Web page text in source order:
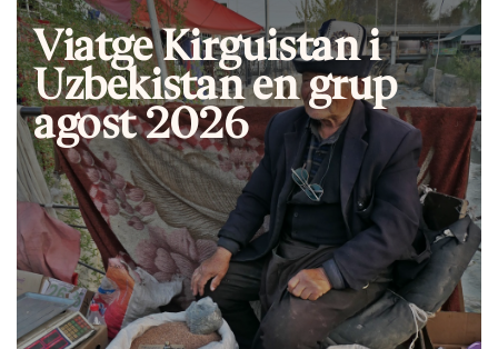
Viatge Kirguistan i
Uzbekistan en grup
agost 2026